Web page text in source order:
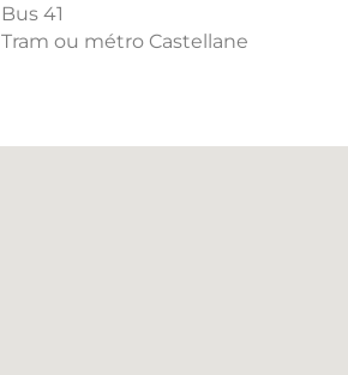
Bus 41
Tram ou métro Castellane